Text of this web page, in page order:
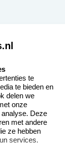
vragen
te
te bieden en
delen we
onze
Deze
met andere
ze hebben
services.